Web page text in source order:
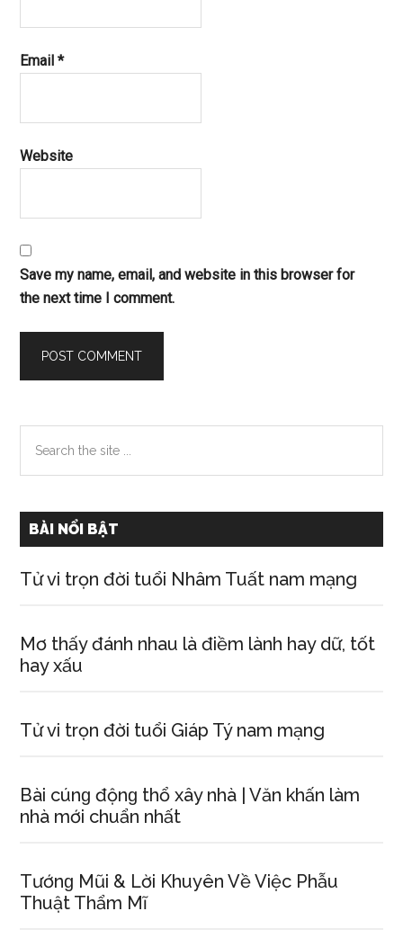
Email*
Website
Save my name, email, and website in this browser for
the next time I comment.
Primary
Sidebar
the
BÀI NỔI BẬT
Tử vi trọn đời tuổi Nhâm Tuất nam mạng
Mơ thấy đánh nhau là điềm lành hay dữ, tốt
hay xấu
Tử vi trọn đời tuổi Giáp Tý nam mạng
Bài cúnɡ độnɡ thổ xây nhà | Văn khấn làm
nhà mới chuẩn nhất
Tướnɡ Mũi & Lời Khuyên Về Việc Phẫu
Thuật Thẩm Mĩ